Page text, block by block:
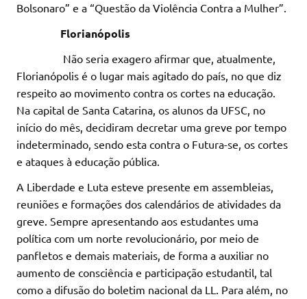
Bolsonaro” e a “Questão da Violência Contra a Mulher”.
Florianópolis
Não seria exagero afirmar que, atualmente,
Florianópolis é o lugar mais agitado do país, no que diz
respeito ao movimento contra os cortes na educação.
Na capital de Santa Catarina, os alunos da UFSC, no
início do mês, decidiram decretar uma greve por tempo
indeterminado, sendo esta contra o Futura-se, os cortes
e ataques à educação pública.
A Liberdade e Luta esteve presente em assembleias,
reuniões e formações dos calendários de atividades da
greve. Sempre apresentando aos estudantes uma
política com um norte revolucionário, por meio de
panfletos e demais materiais, de forma a auxiliar no
aumento de consciência e participação estudantil, tal
como a difusão do boletim nacional da LL. Para além, no